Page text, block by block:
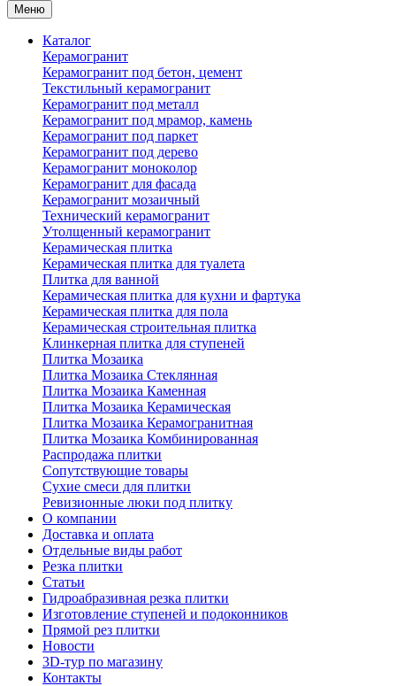
Меню
Каталог
Керамогранит
Керамогранит под бетон, цемент
Текстильный керамогранит
Керамогранит под металл
Керамогранит под мрамор, камень
Керамогранит под паркет
Керамогранит под дерево
Керамогранит моноколор
Керамогранит для фасада
Керамогранит мозаичный
Технический керамогранит
Утолщенный керамогранит
Керамическая плитка
Керамическая плитка для туалета
Плитка для ванной
Керамическая плитка для кухни и фартука
Керамическая плитка для пола
Керамическая строительная плитка
Клинкерная плитка для ступеней
Плитка Мозаика
Плитка Мозаика Стеклянная
Плитка Мозаика Каменная
Плитка Мозаика Керамическая
Плитка Мозаика Керамогранитная
Плитка Мозаика Комбинированная
Распродажа плитки
Сопутствующие товары
Сухие смеси для плитки
Ревизионные люки под плитку
О компании
Доставка и оплата
Отдельные виды работ
Резка плитки
Статьи
Гидроабразивная резка плитки
Изготовление ступеней и подоконников
Прямой рез плитки
Новости
3D-тур по магазину
Контакты